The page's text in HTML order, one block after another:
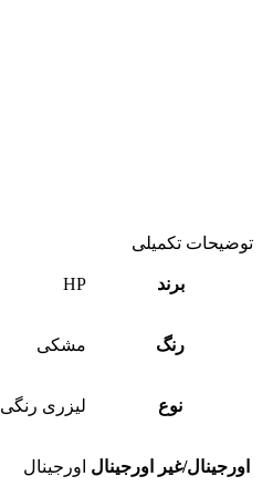
توضیحات تکمیلی
برند HP
رنگ مشکی
نوع لیزری رنگی
اورجینال/غیر اورجینال اورجینال